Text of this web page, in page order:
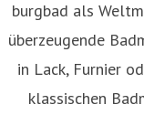
burgbad als
überzeugende
in Lack, Furnier
klassischen